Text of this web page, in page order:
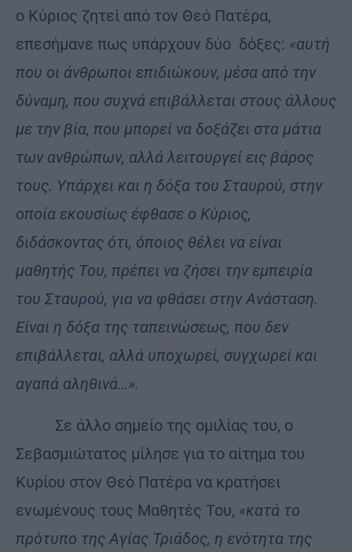
ο Κύριος ζητεί από τον Θεό Πατέρα,
επεσήμανε πως υπάρχουν δύο δόξες: «αυτή
που οι άνθρωποι επιδιώκουν, μέσα από την
δύναμη, που συχνά επιβάλλεται στους άλλους
με την βία, που μπορεί να δοξάζει στα μάτια
των ανθρώπων, αλλά λειτουργεί εις βάρος
τους. Υπάρχει και η δόξα του Σταυρού, στην
οποία εκουσίως έφθασε ο Κύριος,
διδάσκοντας ότι, όποιος θέλει να είναι
μαθητής Του, πρέπει να ζήσει την εμπειρία
του Σταυρού, για να φθάσει στην Ανάσταση.
Είναι η δόξα της ταπεινώσεως, που δεν
επιβάλλεται, αλλά υποχωρεί, συγχωρεί και
αγαπά αληθινά…».
Σε άλλο σημείο της ομιλίας του, ο
Σεβασμιώτατος μίλησε για το αίτημα του
Κυρίου στον Θεό Πατέρα να κρατήσει
ενωμένους τους Μαθητές Του, «κατά το
πρότυπο της Αγίας Τριάδος, η ενότητα της